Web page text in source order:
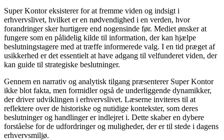
Super Kontor eksisterer for at fremme viden og indsigt i
erhvervslivet, hvilket er en nødvendighed i en verden, hvor
forandringer sker hurtigere end nogensinde før. Mediet ønsker at
fungere som en pålidelig kilde til information, der kan hjælpe
beslutningstagere med at træffe informerede valg. I en tid præget af
usikkerhed er det essentielt at have adgang til velfunderet viden, der
kan guide til strategiske beslutninger.
Gennem en narrativ og analytisk tilgang præsenterer Super Kontor
ikke blot fakta, men formidler også de underliggende dynamikker,
der driver udviklingen i erhvervslivet. Læserne inviteres til at
reflektere over de historiske og nutidige kontekster, som deres
beslutninger og handlinger er indlejret i. Dette skaber en dybere
forståelse for de udfordringer og muligheder, der er til stede i dagens
erhvervsmiljø.